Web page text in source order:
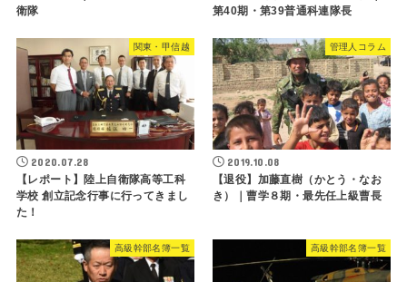
衛隊
第40期・第39普通科連隊長
関東・甲信越
2020.07.28
【レポート】陸上自衛隊高等工科
学校 創立記念行事に行ってきまし
た！
管理人コラム
2019.10.08
【退役】加藤直樹（かとう・なお
き）｜曹学８期・最先任上級曹長
高級幹部名簿一覧 高級幹部名簿一覧